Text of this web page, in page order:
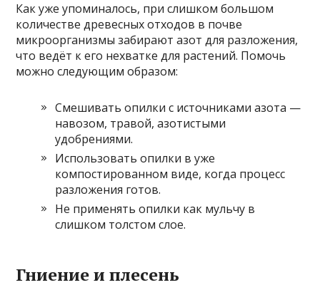
Как уже упоминалось, при слишком большом
количестве древесных отходов в почве
микроорганизмы забирают азот для разложения,
что ведёт к его нехватке для растений. Помочь
можно следующим образом:
Смешивать опилки с источниками азота —
навозом, травой, азотистыми
удобрениями.
Использовать опилки в уже
компостированном виде, когда процесс
разложения готов.
Не применять опилки как мульчу в
слишком толстом слое.
Гниение и плесень